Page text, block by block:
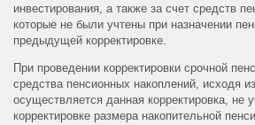
инвестирования, а также за счет средств
которые не были учтены при назначении
предыдущей корректировке.
При проведении корректировки срочной
средства пенсионных накоплений, исходя
осуществляется данная корректировка, не
корректировке размера накопительной